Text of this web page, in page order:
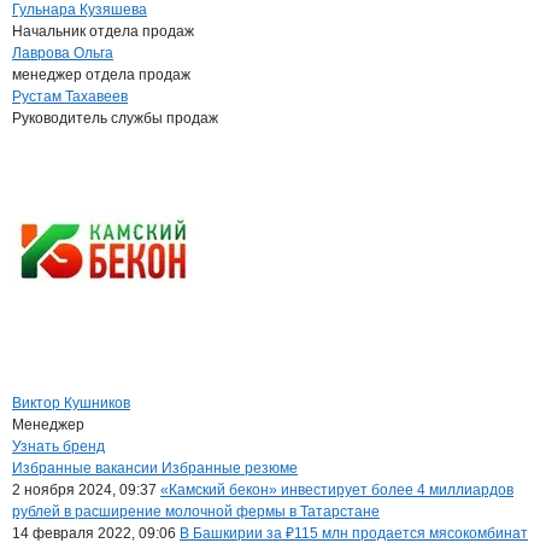
Гульнара Кузяшева
Начальник отдела продаж
Лаврова Ольга
менеджер отдела продаж
Рустам Тахавеев
Руководитель службы продаж
Виктор Кушников
Менеджер
Бренды
Узнать бренд
Вакансии вКамский Бекон
Избранные вакансии Избранные резюме
Новости oКамский Бекон, ООО
2 ноября 2024, 09:37 «Камский бекон» инвестирует более 4 миллиардов
рублей в расширение молочной фермы в Татарстане
14 февраля 2022, 09:06 В Башкирии за ₽115 млн продается мясокомбинат